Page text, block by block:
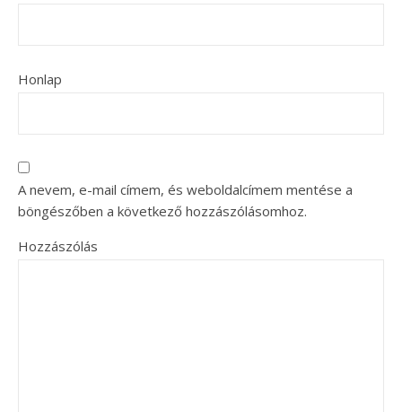
Honlap
A nevem, e-mail címem, és weboldalcímem mentése a
böngészőben a következő hozzászólásomhoz.
Hozzászólás